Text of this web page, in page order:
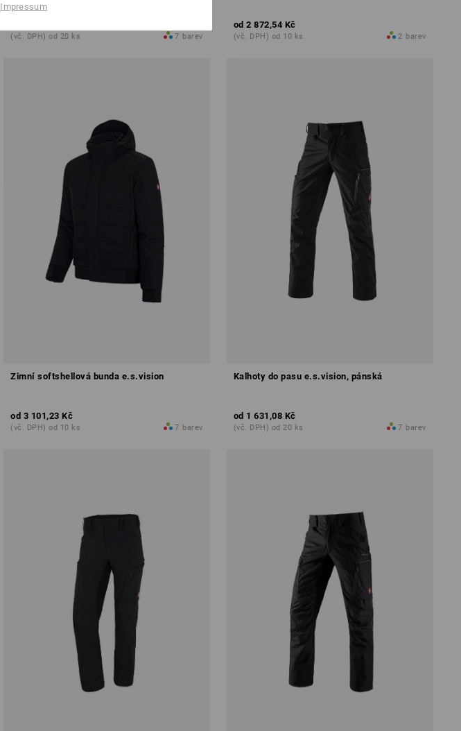
(vč. DPH) od 20 ks 7 barev
od 2 872,54 Kč
(vč. DPH) od 10 ks 2 barev
Zimní softshellová bunda e.s.vision
od 3 101,23 Kč
(vč. DPH) od 10 ks 7 barev
Kalhoty do pasu e.s.vision, pánská
od 1 631,08 Kč
(vč. DPH) od 20 ks 7 barev
Impressum